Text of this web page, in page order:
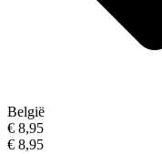
België
€ 8,95
€ 8,95